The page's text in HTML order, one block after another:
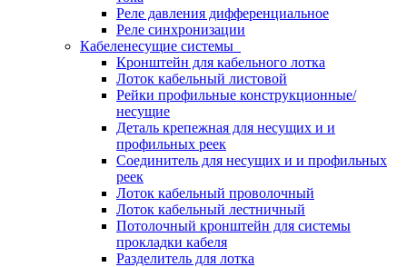
Реле давления дифференциальное
Реле синхронизации
Кабеленесущие системы
Кронштейн для кабельного лотка
Лоток кабельный листовой
Рейки профильные конструкционные/
несущие
Деталь крепежная для несущих и и
профильных реек
Соединитель для несущих и и профильных
реек
Лоток кабельный проволочный
Лоток кабельный лестничный
Потолочный кронштейн для системы
прокладки кабеля
Разделитель для лотка